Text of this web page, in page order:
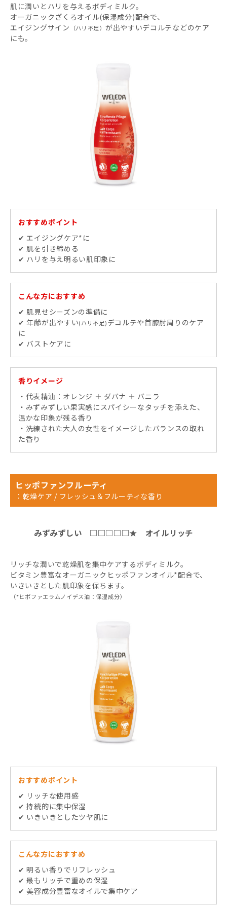
肌に潤いとハリを与えるボディミルク。
オーガニックざくろオイル(保湿成分)配合で、
エイジングサイン
（ハリ不足） が出やすいデコルテなどのケア
にも。
おすすめポイント
✔ エイジングケア*に
✔ 肌を引き締める
✔ ハリを与え明るい肌印象に
こんな方におすすめ
✔ 肌見せシーズンの準備に
✔ 年齢が出やすい(ハリ不足)デコルテや首膝肘周りのケア
に
✔ バストケアに
香りイメージ
・代表精油：オレンジ ＋ ダバナ ＋ バニラ
・みずみずしい果実感にスパイシーなタッチを添えた、
温かな印象が残る香り
・洗練された大人の女性をイメージしたバランスの取れ
た香り
ヒッポファンフルーティ
：乾燥ケア / フレッシュ＆フルーティな香り
みずみずしい □□□□□★ オイルリッチ
リッチな潤いで乾燥肌を集中ケアするボディミルク。
ビタミン豊富なオーガニックヒッポファンオイル*配合で、
いきいきとした肌印象を保ちます。
（*ヒポファエラムノイデス油：保湿成分）
おすすめポイント
✔ リッチな使用感
✔ 持続的に集中保湿
✔ いきいきとしたツヤ肌に
こんな方におすすめ
✔ 明るい香りでリフレッシュ
✔ 最もリッチで重めの保湿
✔ 美容成分豊富なオイルで集中ケア